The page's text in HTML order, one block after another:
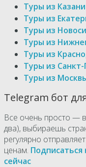
Туры из
Туры из
Туры из
Туры из
Туры из
Туры из
Туры из
Telegram бот
Все очень просто —
два), выбираешь
регулярно
ценам.
сейчас